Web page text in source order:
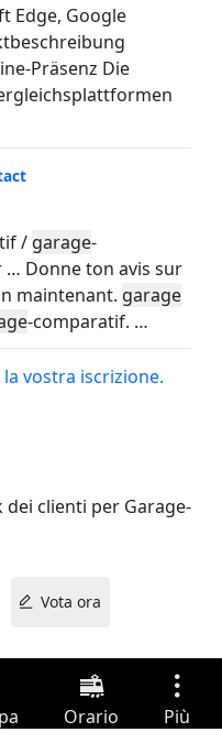
Edge, Google
Präsenz Die
/ garage-
… Donne ton avis sur
maintenant. garage
-comparatif. …
vostra iscrizione.
clienti per Garage-
Vota ora
Orario Più